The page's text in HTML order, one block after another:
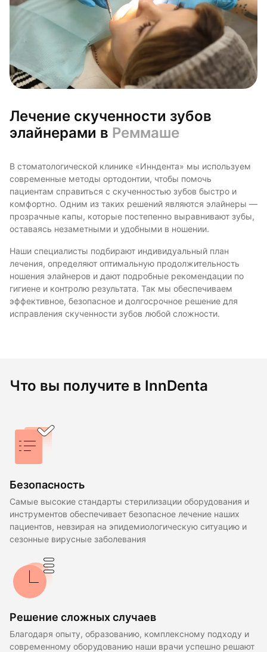
Лечение скученности зубов
элайнерами в Реммаше
В стоматологической клинике «Инндента» мы используем
современные методы ортодонтии, чтобы помочь
пациентам справиться с скученностью зубов быстро и
комфортно. Одним из таких решений являются элайнеры —
прозрачные капы, которые постепенно выравнивают зубы,
оставаясь незаметными и удобными в ношении.
Наши специалисты подбирают индивидуальный план
лечения, определяют оптимальную продолжительность
ношения элайнеров и дают подробные рекомендации по
гигиене и контролю результата. Так мы обеспечиваем
эффективное, безопасное и долгосрочное решение для
исправления скученности зубов любой сложности.
Что вы получите в InnDenta
Безопасность
Самые высокие стандарты стерилизации оборудования и
инструментов обеспечивает безопасное лечение наших
пациентов, невзирая на эпидемиологическую ситуацию и
сезонные вирусные заболевания
Решение сложных случаев
Благодаря опыту, образованию, комплексному подходу и
современному оборудованию наши врачи успешно решают